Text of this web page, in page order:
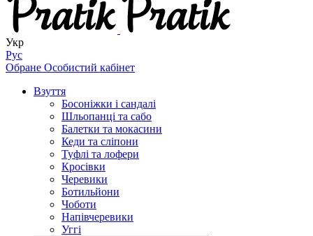
Укр
Рус
Обране Особистий кабінет
Взуття
Босоніжки і сандалі
Шльопанці та сабо
Балетки та мокасини
Кеди та сліпони
Туфлі та лофери
Кросівки
Черевики
Ботильйони
Чоботи
Напівчеревики
Уггі